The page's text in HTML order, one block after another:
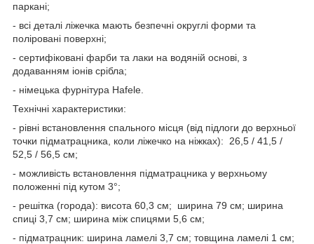
паркані;
- всі деталі ліжечка мають безпечні округлі форми та
поліровані поверхні;
- сертифіковані фарби та лаки на водяній основі, з
додаванням іонів срібла;
- німецька фурнітура Hafele.
Технічні характеристики:
- рівні встановлення спального місця (від підлоги до верхньої
точки підматрацника, коли ліжечко на ніжках): 26,5 / 41,5 /
52,5 / 56,5 см;
- можливість встановлення підматрацника у верхньому
положенні під кутом 3°;
- решітка (города): висота 60,3 см; ширина 79 см; ширина
спиці 3,7 см; ширина між спицями 5,6 см;
- підматрацник: ширина ламелі 3,7 см; товщина ламелі 1 см;